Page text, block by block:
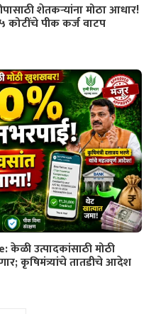
शेतकऱ्यांना मोठा आधार!
कोटींचे पीक कर्ज वाटप
उत्पादकांसाठी मोठी
कृषिमंत्र्यांचे तातडीचे आदेश